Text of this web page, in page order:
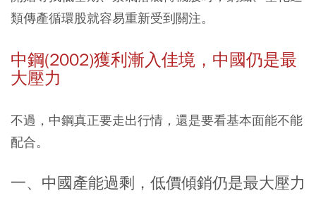
類傳產循環股就容易重新受到關注。
中鋼(2002)獲利漸入佳境，中國仍是最
大壓力
不過，中鋼真正要走出行情，還是要看基本面能不能
配合。
一、中國產能過剩，低價傾銷仍是最大壓力